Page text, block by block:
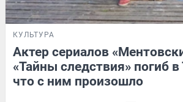
КУЛЬТУРА
Актер сериалов
«Тайны следствия» погиб в
что с ним произошло